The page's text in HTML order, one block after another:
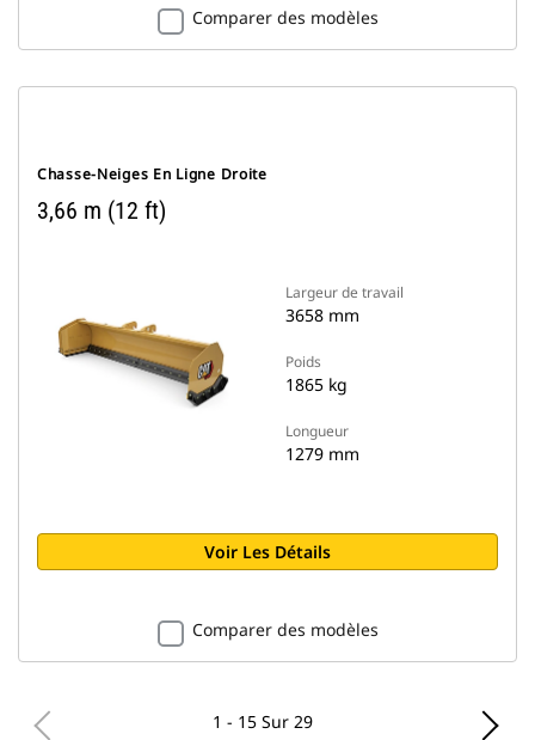
Comparer des modèles
Chasse-Neiges En Ligne Droite
3,66 m (12 ft)
Largeur de travail
3658 mm
Poids
1865 kg
Longueur
1279 mm
Voir Les Détails
Comparer des modèles
1 - 15 Sur 29